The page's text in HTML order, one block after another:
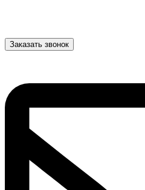
Заказать звонок